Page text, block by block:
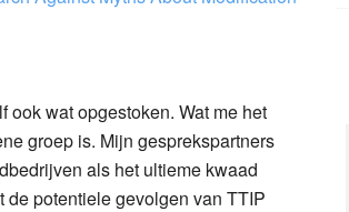
ook wat opgestoken. Wat me het
groep is. Mijn gesprekspartners
als het ultieme kwaad
potentiele gevolgen van TTIP